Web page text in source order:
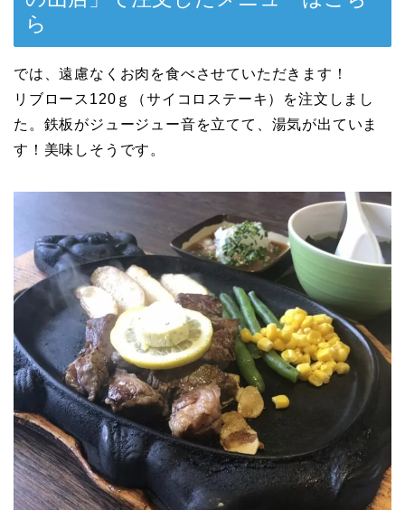
ら
では、遠慮なくお肉を食べさせていただきます！
リブロース120ｇ（サイコロステーキ）を注文しまし
た。鉄板がジュージュー音を立てて、湯気が出ていま
す！美味しそうです。